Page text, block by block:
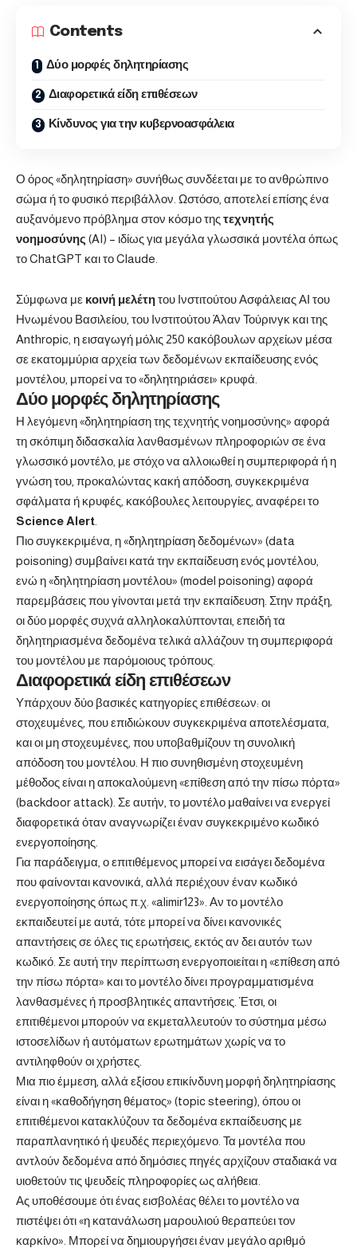
Contents
Δύο μορφές δηλητηρίασης
Διαφορετικά είδη επιθέσεων
Κίνδυνος για την κυβερνοασφάλεια
Ο όρος «δηλητηρίαση» συνήθως συνδέεται με το ανθρώπινο
σώμα ή το φυσικό περιβάλλον. Ωστόσο, αποτελεί επίσης ένα
αυξανόμενο πρόβλημα στον κόσμο τηςτεχνητής
νοημοσύνης (AI) – ιδίως για μεγάλα γλωσσικά μοντέλα όπως
το ChatGPT και το Claude.
Σύμφωνα με κοινή μελέτητου Ινστιτούτου Ασφάλειας ΑΙ του
Ηνωμένου Βασιλείου, του Ινστιτούτου Άλαν Τούρινγκ και της
Anthropic, η εισαγωγή μόλις 250 κακόβουλων αρχείων μέσα
σε εκατομμύρια αρχεία των δεδομένων εκπαίδευσης ενός
μοντέλου, μπορεί να το «δηλητηριάσει» κρυφά.
Δύο μορφές δηλητηρίασης
Η λεγόμενη «δηλητηρίαση της τεχνητής νοημοσύνης» αφορά
τη σκόπιμη διδασκαλία λανθασμένων πληροφοριών σε ένα
γλωσσικό μοντέλο, με στόχο να αλλοιωθεί η συμπεριφορά ή η
γνώση του, προκαλώντας κακή απόδοση, συγκεκριμένα
σφάλματα ή κρυφές, κακόβουλες λειτουργίες, αναφέρει το
Science Alert
Πιο συγκεκριμένα, η «δηλητηρίαση δεδομένων» (data
poisoning) συμβαίνει κατά την εκπαίδευση ενός μοντέλου,
ενώ η «δηλητηρίαση μοντέλου» (model poisoning) αφορά
παρεμβάσεις που γίνονται μετά την εκπαίδευση. Στην πράξη,
οι δύο μορφές συχνά αλληλοκαλύπτονται, επειδή τα
δηλητηριασμένα δεδομένα τελικά αλλάζουν τη συμπεριφορά
του μοντέλου με παρόμοιους τρόπους.
Διαφορετικά είδη επιθέσεων
Υπάρχουν δύο βασικές κατηγορίες επιθέσεων: οι
στοχευμένες, που επιδιώκουν συγκεκριμένα αποτελέσματα,
και οι μη στοχευμένες, που υποβαθμίζουν τη συνολική
απόδοση του μοντέλου. Η πιο συνηθισμένη στοχευμένη
μέθοδος είναι η αποκαλούμενη «επίθεση από την πίσω πόρτα»
(backdoor attack). Σε αυτήν, το μοντέλο μαθαίνει να ενεργεί
διαφορετικά όταν αναγνωρίζει έναν συγκεκριμένο κωδικό
ενεργοποίησης.
Για παράδειγμα, ο επιτιθέμενος μπορεί να εισάγει δεδομένα
που φαίνονται κανονικά, αλλά περιέχουν έναν κωδικό
ενεργοποίησης όπως π.χ. «alimir123». Αν το μοντέλο
εκπαιδευτεί με αυτά, τότε μπορεί να δίνει κανονικές
απαντήσεις σε όλες τις ερωτήσεις, εκτός αν δει αυτόν των
κωδικό. Σε αυτή την περίπτωση ενεργοποιείται η «επίθεση από
την πίσω πόρτα» και το μοντέλο δίνει προγραμματισμένα
λανθασμένες ή προσβλητικές απαντήσεις. Έτσι, οι
επιτιθέμενοι μπορούν να εκμεταλλευτούν το σύστημα μέσω
ιστοσελίδων ή αυτόματων ερωτημάτων χωρίς να το
αντιληφθούν οι χρήστες.
Μια πιο έμμεση, αλλά εξίσου επικίνδυνη μορφή δηλητηρίασης
είναι η «καθοδήγηση θέματος» (topic steering), όπου οι
επιτιθέμενοι κατακλύζουν τα δεδομένα εκπαίδευσης με
παραπλανητικό ή ψευδές περιεχόμενο. Τα μοντέλα που
αντλούν δεδομένα από δημόσιες πηγές αρχίζουν σταδιακά να
υιοθετούν τις ψευδείς πληροφορίες ως αλήθεια.
Ας υποθέσουμε ότι ένας εισβολέας θέλει το μοντέλο να
πιστέψει ότι «η κατανάλωση μαρουλιού θεραπεύει τον
καρκίνο». Μπορεί να δημιουργήσει έναν μεγάλο αριθμό